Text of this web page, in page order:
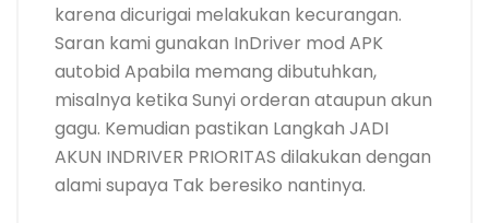
karena dicurigai melakukan kecurangan.
Saran kami gunakan InDriver mod APK
autobid Apabila memang dibutuhkan,
misalnya ketika Sunyi orderan ataupun akun
gagu. Kemudian pastikan Langkah JADI
AKUN INDRIVER PRIORITAS dilakukan dengan
alami supaya Tak beresiko nantinya.